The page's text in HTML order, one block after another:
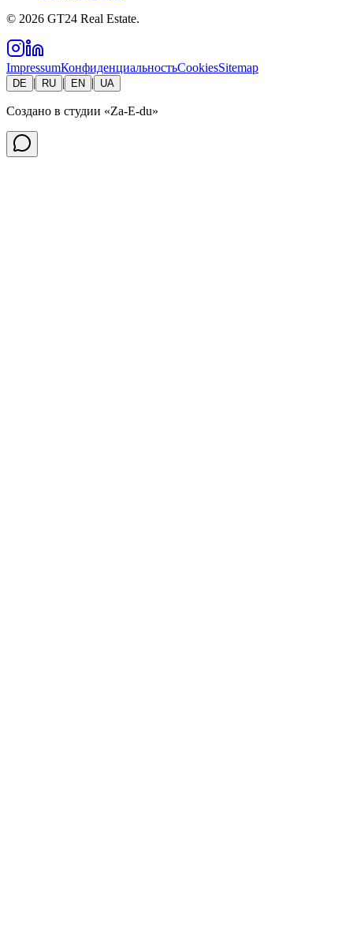
© 2026 GT24 Real Estate.
ImpressumКонфиденциальностьCookiesSitemap
DE RU EN UA
Создано в студии «Za-E-du»